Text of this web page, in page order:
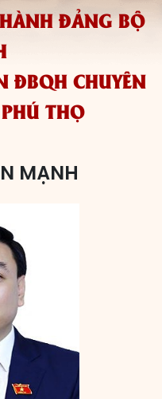
ĐẢNG BỘ
ĐBQH CHUYÊN
THỌ
MẠNH